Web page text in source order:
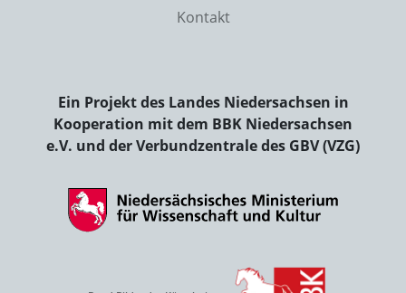
Kontakt
Ein Projekt des Landes Niedersachsen in
Kooperation mit dem BBK Niedersachsen
e.V. und der Verbundzentrale des GBV (VZG)